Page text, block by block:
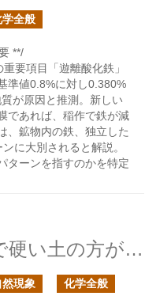
学全般
**/
要項目「遊離酸化鉄」
準値0.8%に対し0.380%
が原因と推測。新しい
であれば、稲作で鉄が減
、鉱物内の鉄、独立した
に大別されると解説。
ターンを指すのかを特定
土壌分析の腐植の測定で硬い土の方が腐植量が多かったのは何故だろう？
然現象 化学全般